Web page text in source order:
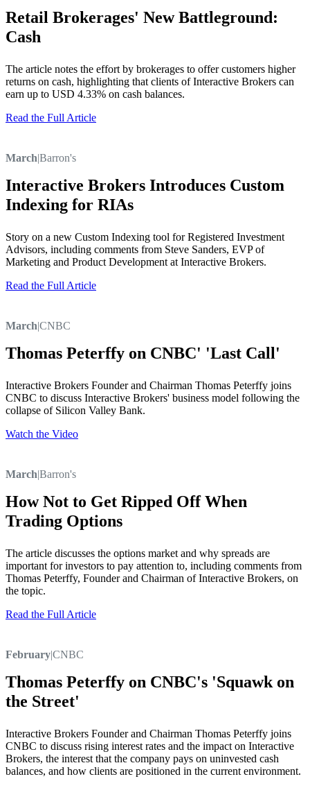
Retail Brokerages' New Battleground:
Cash
The article notes the effort by brokerages to offer customers higher
returns on cash, highlighting that clients of Interactive Brokers can
earn up to USD 4.33% on cash balances.
Read the Full Article
March|Barron's
Interactive Brokers Introduces Custom
Indexing for RIAs
Story on a new Custom Indexing tool for Registered Investment
Advisors, including comments from Steve Sanders, EVP of
Marketing and Product Development at Interactive Brokers.
Read the Full Article
March|CNBC
Thomas Peterffy on CNBC' 'Last Call'
Interactive Brokers Founder and Chairman Thomas Peterffy joins
CNBC to discuss Interactive Brokers' business model following the
collapse of Silicon Valley Bank.
Watch the Video
March|Barron's
How Not to Get Ripped Off When
Trading Options
The article discusses the options market and why spreads are
important for investors to pay attention to, including comments from
Thomas Peterffy, Founder and Chairman of Interactive Brokers, on
the topic.
Read the Full Article
February|CNBC
Thomas Peterffy on CNBC's 'Squawk on
the Street'
Interactive Brokers Founder and Chairman Thomas Peterffy joins
CNBC to discuss rising interest rates and the impact on Interactive
Brokers, the interest that the company pays on uninvested cash
balances, and how clients are positioned in the current environment.